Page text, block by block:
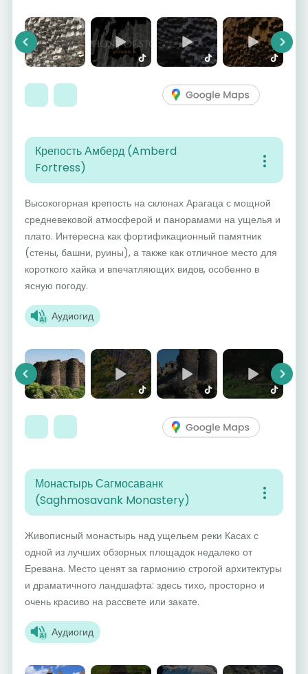
Previous Next
Крепость Амберд (Amberd
Fortress)
Высокогорная крепость на склонах Арагаца с мощной
средневековой атмосферой и панорамами на ущелья и
плато. Интересна как фортификационный памятник
(стены, башни, руины), а также как отличное место для
короткого хайка и впечатляющих видов, особенно в
ясную погоду.
Аудиогид
Previous Next
Монастырь Сагмосаванк
(Saghmosavank Monastery)
Живописный монастырь над ущельем реки Касах с
одной из лучших обзорных площадок недалеко от
Еревана. Место ценят за гармонию строгой архитектуры
и драматичного ландшафта: здесь тихо, просторно и
очень красиво на рассвете или закате.
Аудиогид